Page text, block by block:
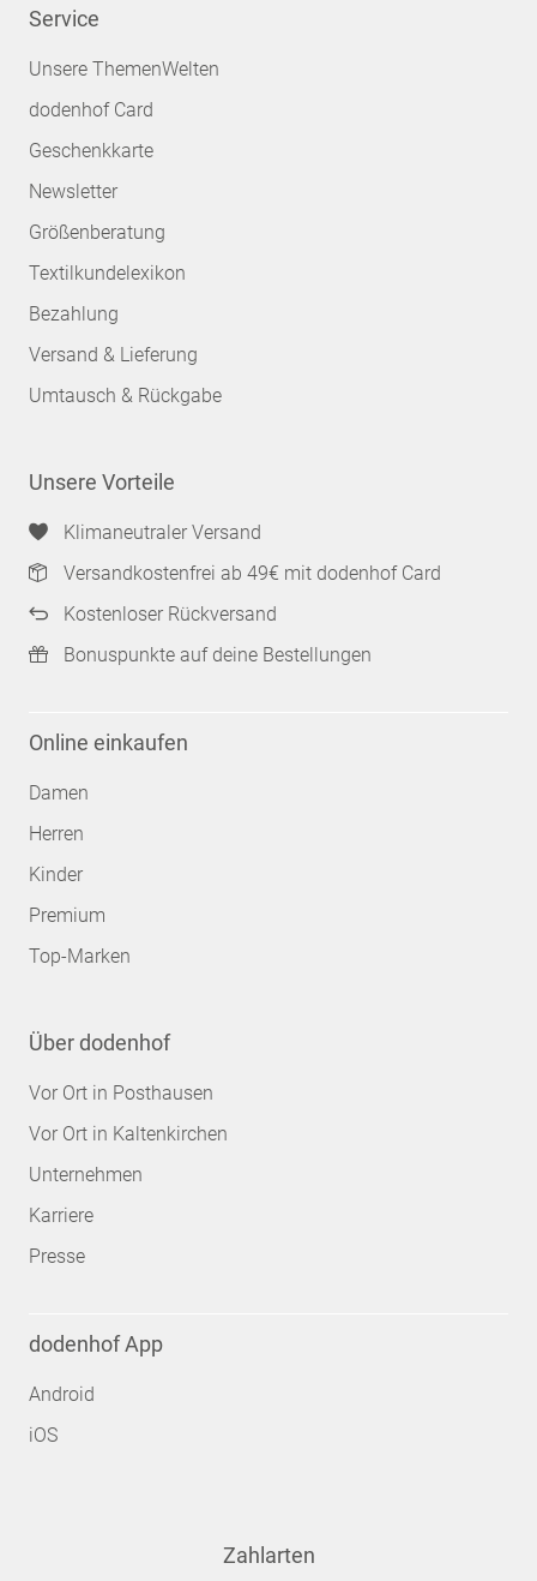
Service
Unsere ThemenWelten
dodenhof Card
Geschenkkarte
Newsletter
Größenberatung
Textilkundelexikon
Bezahlung
Versand & Lieferung
Umtausch & Rückgabe
Unsere Vorteile
Klimaneutraler Versand
Versandkostenfrei ab 49€ mit dodenhof Card
Kostenloser Rückversand
Bonuspunkte auf deine Bestellungen
Online einkaufen
Damen
Herren
Kinder
Premium
Top-Marken
Über dodenhof
Vor Ort in Posthausen
Vor Ort in Kaltenkirchen
Unternehmen
Karriere
Presse
dodenhof App
Android
iOS
Zahlarten